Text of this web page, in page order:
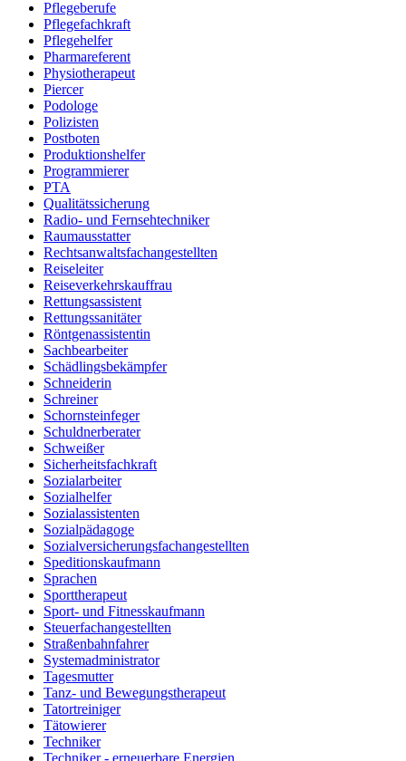
Pflegeberufe
Pflegefachkraft
Pflegehelfer
Pharmareferent
Physiotherapeut
Piercer
Podologe
Polizisten
Postboten
Produktionshelfer
Programmierer
PTA
Qualitätssicherung
Radio- und Fernsehtechniker
Raumausstatter
Rechtsanwaltsfachangestellten
Reiseleiter
Reiseverkehrskauffrau
Rettungsassistent
Rettungssanitäter
Röntgenassistentin
Sachbearbeiter
Schädlingsbekämpfer
Schneiderin
Schreiner
Schornsteinfeger
Schuldnerberater
Schweißer
Sicherheitsfachkraft
Sozialarbeiter
Sozialhelfer
Sozialassistenten
Sozialpädagoge
Sozialversicherungsfachangestellten
Speditionskaufmann
Sprachen
Sporttherapeut
Sport- und Fitnesskaufmann
Steuerfachangestellten
Straßenbahnfahrer
Systemadministrator
Tagesmutter
Tanz- und Bewegungstherapeut
Tatortreiniger
Tätowierer
Techniker
Techniker - erneuerbare Energien